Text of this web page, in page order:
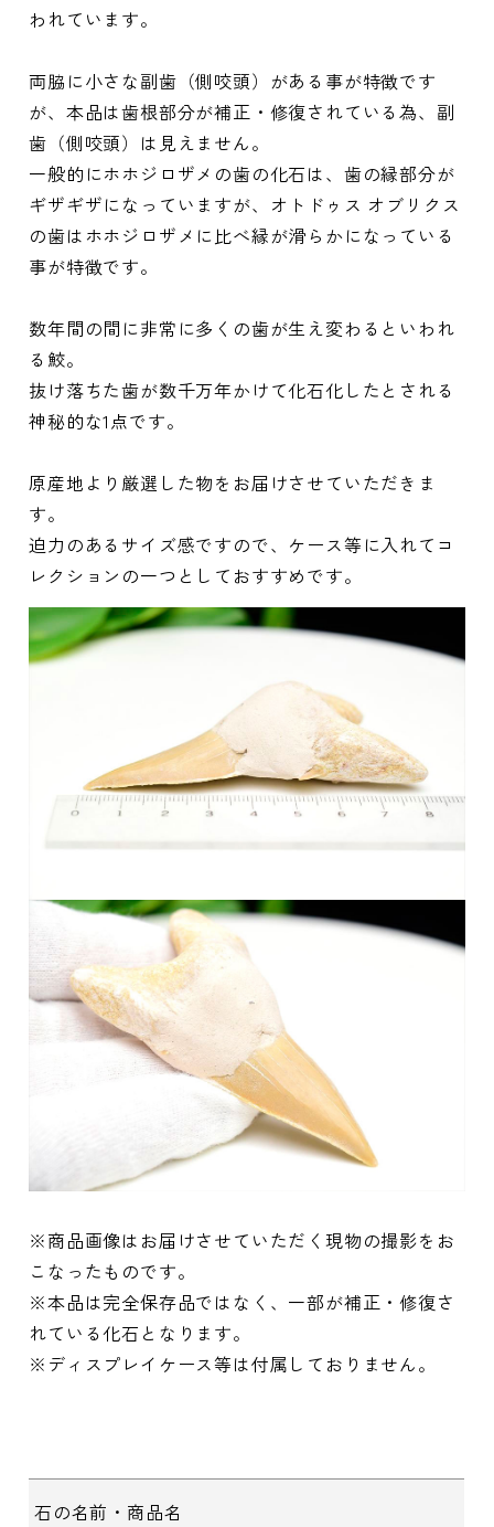
われています。
両脇に小さな副歯（側咬頭）がある事が特徴です
が、本品は歯根部分が補正・修復されている為、副
歯（側咬頭）は見えません。
一般的にホホジロザメの歯の化石は、歯の縁部分が
ギザギザになっていますが、オトドゥス オブリクス
の歯はホホジロザメに比べ縁が滑らかになっている
事が特徴です。
数年間の間に非常に多くの歯が生え変わるといわれ
る鮫。
抜け落ちた歯が数千万年かけて化石化したとされる
神秘的な1点です。
原産地より厳選した物をお届けさせていただきま
す。
迫力のあるサイズ感ですので、ケース等に入れてコ
レクションの一つとしておすすめです。
※商品画像はお届けさせていただく現物の撮影をお
こなったものです。
※本品は完全保存品ではなく、一部が補正・修復さ
れている化石となります。
※ディスプレイケース等は付属しておりません。
石の名前・商品名